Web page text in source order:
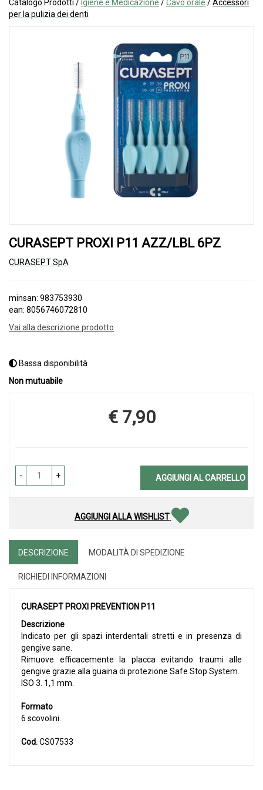
Catalogo Prodotti / Igiene e Medicazione /Cavo orale /Accessori
per la pulizia dei denti
CURASEPT PROXI P11 AZZ/LBL 6PZ
CURASEPT SpA
minsan: 983753930
ean: 8056746072810
Vai alla descrizione prodotto
Bassa disponibilità
Non mutuabile
Prezzo
€ 7,90
- + AGGIUNGI AL CARRELLO
AGGIUNGI ALLA WISHLIST
DESCRIZIONE MODALITÀ DI SPEDIZIONE
RICHIEDI INFORMAZIONI
CURASEPT PROXI PREVENTION P11
Descrizione
Indicato per gli spazi interdentali stretti e in presenza di
gengive sane.
Rimuove efficacemente la placca evitando traumi alle
gengive grazie alla guaina di protezione Safe Stop System.
ISO 3. 1,1 mm.
Formato
6 scovolini.
Cod.CS07533